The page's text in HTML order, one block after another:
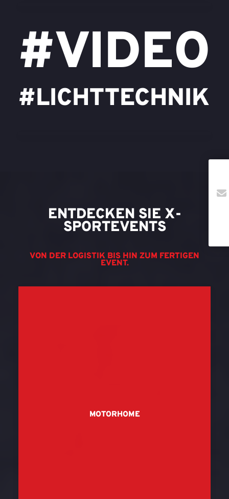
#VIDEO
#LICHTTECHNIK
ENTDECKEN SIE X-
SPORTEVENTS
VON DER LOGISTIK BIS HIN ZUM FERTIGEN
EVENT.
MOTORHOME